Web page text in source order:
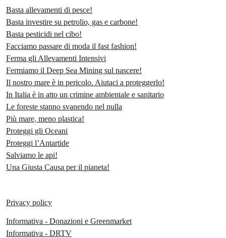
Basta allevamenti di pesce!
Basta investire su petrolio, gas e carbone!
Basta pesticidi nel cibo!
Facciamo passare di moda il fast fashion!
Ferma gli Allevamenti Intensivi
Fermiamo il Deep Sea Mining sul nascere!
Il nostro mare è in pericolo. Aiutaci a proteggerlo!
In Italia è in atto un crimine ambientale e sanitario
Le foreste stanno svanendo nel nulla
Più mare, meno plastica!
Proteggi gli Oceani
Proteggi l’Antartide
Salviamo le api!
Una Giusta Causa per il pianeta!
Privacy policy
Informativa - Donazioni e Greenmarket
Informativa - DRTV